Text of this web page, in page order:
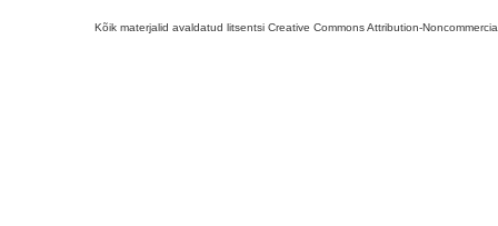
Kõik materjalid avaldatud litsentsi Creative Commons Attribution-